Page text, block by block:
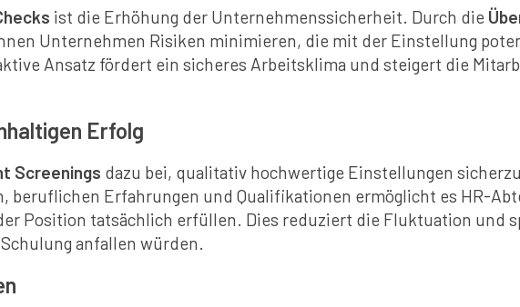
ist die Erhöhung der Unternehmenssicherheit. Durch die
Unternehmen Risiken minimieren, die mit der Einstellung
Ansatz fördert ein sicheres Arbeitsklima und steigert die
Erfolg
Screenings dazu bei, qualitativ hochwertige Einstellungen
beruflichen Erfahrungen und Qualifikationen ermöglicht es HR-
Position tatsächlich erfüllen. Dies reduziert die Fluktuation und
anfallen würden.